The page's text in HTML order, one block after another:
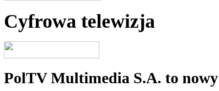
Cyfrowa telewizja
PolTV Multimedia S.A. to